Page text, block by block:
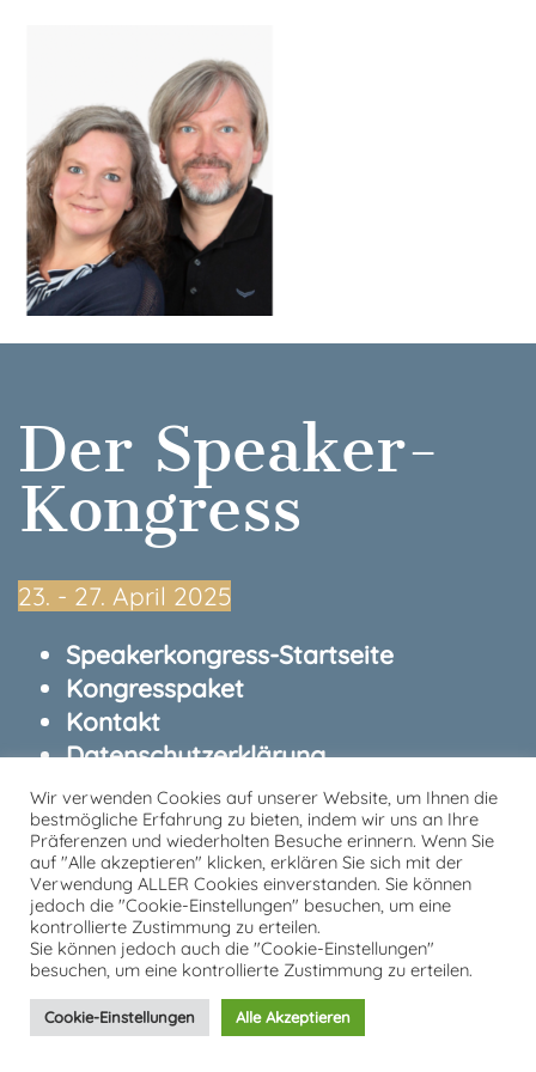
Der Speaker-
Kongress
23.⁠ ⁠- 27. April 2025
Speakerkongress-Startseite
Kongresspaket
Kontakt
Datenschutzerklärung
Impressum
von und mit Tobias Kron
Wir verwenden Cookies auf unserer Website, um Ihnen die
bestmögliche Erfahrung zu bieten, indem wir uns an Ihre
Präferenzen und wiederholten Besuche erinnern. Wenn Sie
auf "Alle akzeptieren" klicken, erklären Sie sich mit der
Verwendung ALLER Cookies einverstanden. Sie können
jedoch die "Cookie-Einstellungen" besuchen, um eine
kontrollierte Zustimmung zu erteilen.
Sie können jedoch auch die "Cookie-Einstellungen"
besuchen, um eine kontrollierte Zustimmung zu erteilen.
Cookie-Einstellungen Alle Akzeptieren